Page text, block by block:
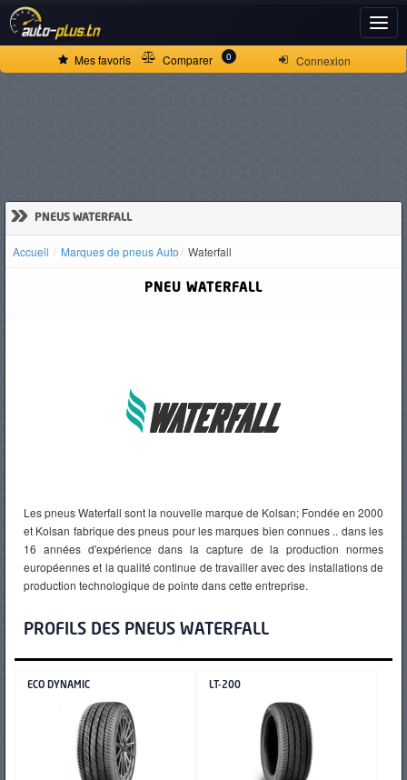
Connexion
Mes favoris Comparer 0
» PNEUS WATERFALL
Accueil Marques de pneus Auto Waterfall
PNEU WATERFALL
Les pneus Waterfall sont la nouvelle marque de Kolsan; Fondée en 2000
et Kolsan fabrique des pneus pour les marques bien connues .. dans les
16 années d'expérience dans la capture de la production normes
européennes et la qualité continue de travailler avec des installations de
production technologique de pointe dans cette entreprise.
PROFILS DES PNEUS WATERFALL
ECO DYNAMIC LT-200
ACCUEIL